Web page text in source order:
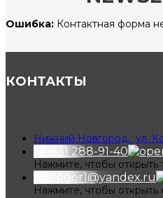
Ошибка: Контактная форма
КОНТАКТЫ
Нижний Новгород, ул.
+7 831 288-91-40
Нажмите, чтобы открыть
motogor1@yandex.ru
Нажмите, чтобы открыть